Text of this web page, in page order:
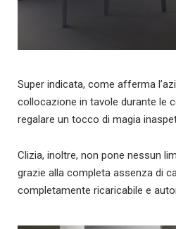
Super indicata, come afferma
collocazione in tavole durante le
regalare un tocco di magia
Clizia, inoltre, non pone nessun
grazie alla completa assenza di
completamente ricaricabile e